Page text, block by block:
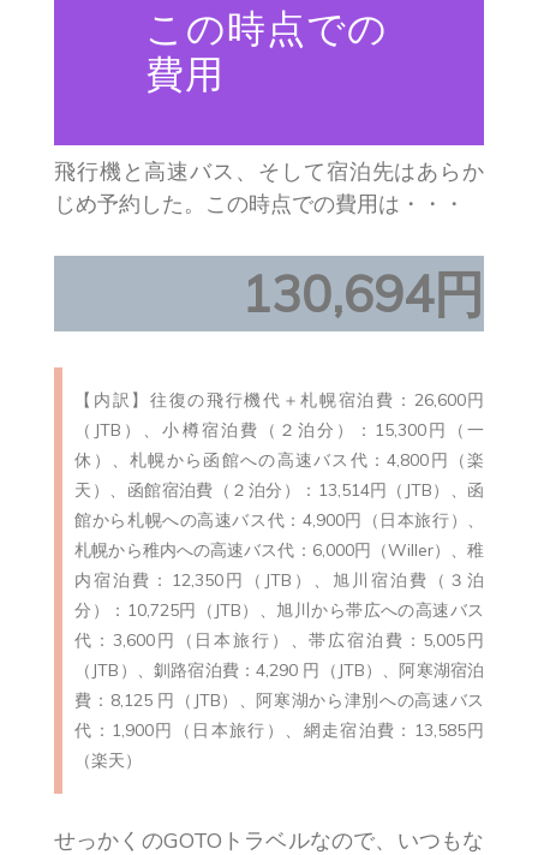
この時点での
費用
飛行機と高速バス、そして宿泊先はあらか
じめ予約した。この時点での費用は・・・
130,694円
【内訳】往復の飛行機代＋札幌宿泊費：26,600円
（JTB）、小樽宿泊費（２泊分）：15,300円（一
休）、札幌から函館への高速バス代：4,800円（楽
天）、函館宿泊費（２泊分）：13,514円（JTB）、函
館から札幌への高速バス代：4,900円（日本旅行）、
札幌から稚内への高速バス代：6,000円（Willer）、稚
内宿泊費：12,350円（JTB）、旭川宿泊費（３泊
分）：10,725円（JTB）、旭川から帯広への高速バス
代：3,600円（日本旅行）、帯広宿泊費：5,005円
（JTB）、釧路宿泊費：4,290 円（JTB）、阿寒湖宿泊
費：8,125 円（JTB）、阿寒湖から津別への高速バス
代：1,900円（日本旅行）、網走宿泊費：13,585円
（楽天）
せっかくのGOTOトラベルなので、いつもな